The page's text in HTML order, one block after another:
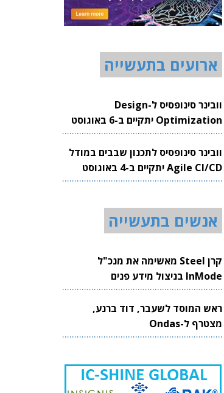
ארועים בתעשייה
וובינר סינופסיס ל-Design
Optimization יתקיים ב-6 באוגוסט
2026
וובינר סינופסיס לתכנון שבבים במודל
Agile CI/CD יתקיים ב-4 באוגוסט
2026
אנשים בתעשייה
קרן Steel מאשימה את מנכ"ל
InMode בניצול מידע פנים
ראש המוסד לשעבר, דוד ברנע,
מצטרף ל-Ondas